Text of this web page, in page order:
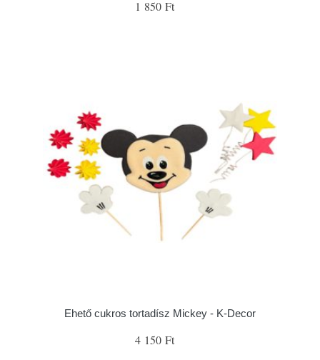
1 850 Ft
Ehető cukros tortadísz Mickey - K-Decor
4 150 Ft